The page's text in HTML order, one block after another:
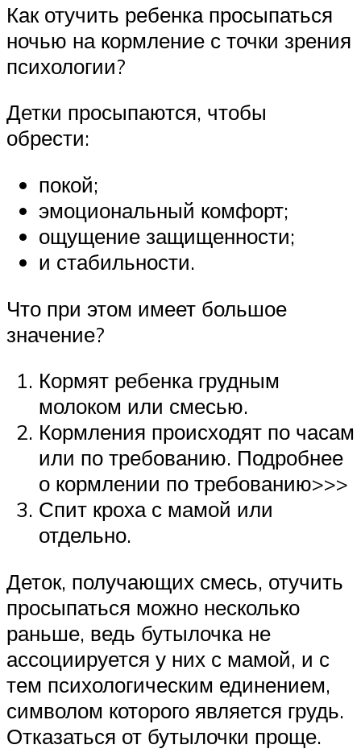
Как отучить ребенка просыпаться
ночью на кормление с точки зрения
психологии?
Детки просыпаются, чтобы
обрести:
покой;
эмоциональный комфорт;
ощущение защищенности;
и стабильности.
Что при этом имеет большое
значение?
Кормят ребенка грудным
молоком или смесью.
Кормления происходят по часам
или по требованию. Подробнее
о кормлении по требованию>>>
Спит кроха с мамой или
отдельно.
Деток, получающих смесь, отучить
просыпаться можно несколько
раньше, ведь бутылочка не
ассоциируется у них с мамой, и с
тем психологическим единением,
символом которого является грудь.
Отказаться от бутылочки проще.